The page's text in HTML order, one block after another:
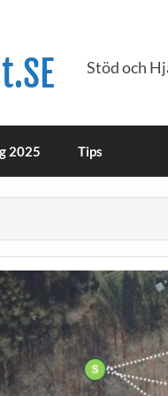
Stöd och
2025 Tips